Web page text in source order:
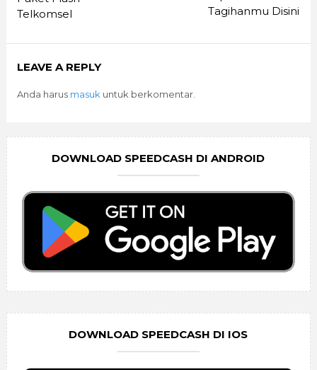
Telkomsel
Tagihanmu Disini
LEAVE A REPLY
Anda harus masuk untuk berkomentar.
DOWNLOAD SPEEDCASH DI ANDROID
DOWNLOAD SPEEDCASH DI IOS